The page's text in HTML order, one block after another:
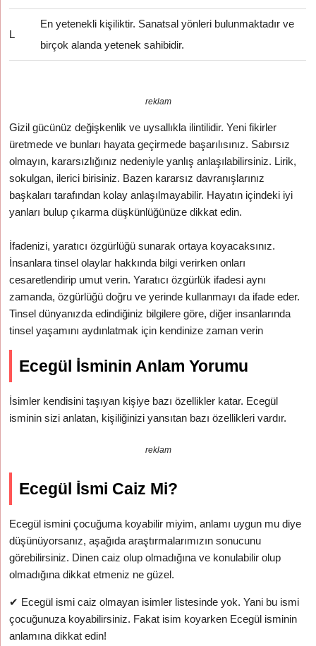
L
En yetenekli kişiliktir. Sanatsal yönleri bulunmaktadır ve
birçok alanda yetenek sahibidir.
reklam
Gizil gücünüz değişkenlik ve uysallıkla ilintilidir. Yeni fikirler
üretmede ve bunları hayata geçirmede başarılısınız. Sabırsız
olmayın, kararsızlığınız nedeniyle yanlış anlaşılabilirsiniz. Lirik,
sokulgan, ilerici birisiniz. Bazen kararsız davranışlarınız
başkaları tarafından kolay anlaşılmayabilir. Hayatın içindeki iyi
yanları bulup çıkarma düşkünlüğünüze dikkat edin.
İfadenizi, yaratıcı özgürlüğü sunarak ortaya koyacaksınız.
İnsanlara tinsel olaylar hakkında bilgi verirken onları
cesaretlendirip umut verin. Yaratıcı özgürlük ifadesi aynı
zamanda, özgürlüğü doğru ve yerinde kullanmayı da ifade eder.
Tinsel dünyanızda edindiğiniz bilgilere göre, diğer insanlarında
tinsel yaşamını aydınlatmak için kendinize zaman verin
Ecegül İsminin Anlam Yorumu
İsimler kendisini taşıyan kişiye bazı özellikler katar. Ecegül
isminin sizi anlatan, kişiliğinizi yansıtan bazı özellikleri vardır.
reklam
Ecegül İsmi Caiz Mi?
Ecegül ismini çocuğuma koyabilir miyim, anlamı uygun mu diye
düşünüyorsanız, aşağıda araştırmalarımızın sonucunu
görebilirsiniz. Dinen caiz olup olmadığına ve konulabilir olup
olmadığına dikkat etmeniz ne güzel.
✔ Ecegül ismi caiz olmayan isimler listesinde yok. Yani bu ismi
çocuğunuza koyabilirsiniz. Fakat isim koyarken Ecegül isminin
anlamına dikkat edin!